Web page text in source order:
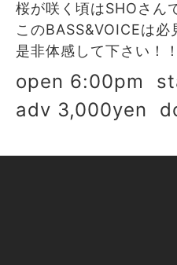
桜が咲く頃はSHOさん
このBASS&VOICEは必
是非体感して下さい！！
open 6:00pm
adv 3,000yen